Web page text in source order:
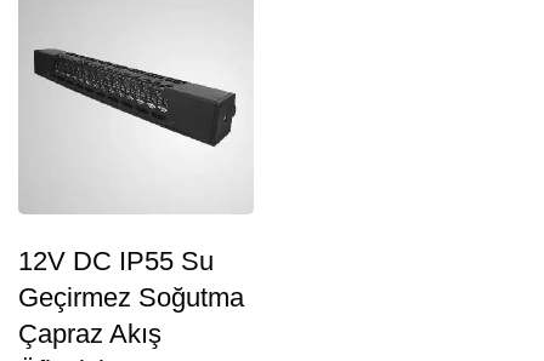
12V DC IP55 Su
Geçirmez Soğutma
Çapraz Akış